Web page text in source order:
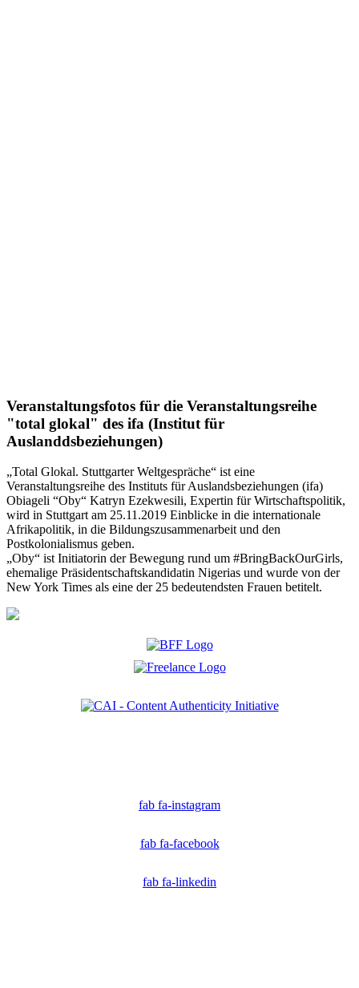
Veranstaltungsfotos für die Veranstaltungsreihe
"total glokal" des ifa (Institut für
Auslanddsbeziehungen)
„Total Glokal. Stuttgarter Weltgespräche“ ist eine
Veranstaltungsreihe des Instituts für Auslandsbeziehungen (ifa)
Obiageli “Oby“ Katryn Ezekwesili, Expertin für Wirtschaftspolitik,
wird in Stuttgart am 25.11.2019 Einblicke in die internationale
Afrikapolitik, in die Bildungszusammenarbeit und den
Postkolonialismus geben.
„Oby“ ist Initiatorin der Bewegung rund um #BringBackOurGirls,
ehemalige Präsidentschaftskandidatin Nigerias und wurde von der
New York Times als eine der 25 bedeutendsten Frauen betitelt.
fab fa-instagram
fab fa-facebook
fab fa-linkedin